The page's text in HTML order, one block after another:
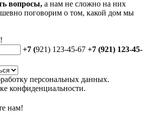
вопросы, а нам не сложно на них
поговорим о том, какой дом мы
+7 (921) 123-45-67 +7 (921) 123-45-
персональных данных.
конфиденциальности.
нам!